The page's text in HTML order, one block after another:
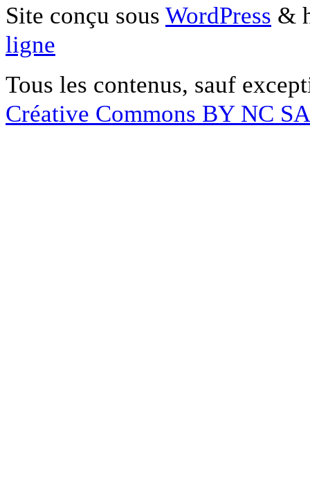
Site conçu sous WordPress &
ligne
Tous les contenus, sauf
Créative Commons BY NC SA